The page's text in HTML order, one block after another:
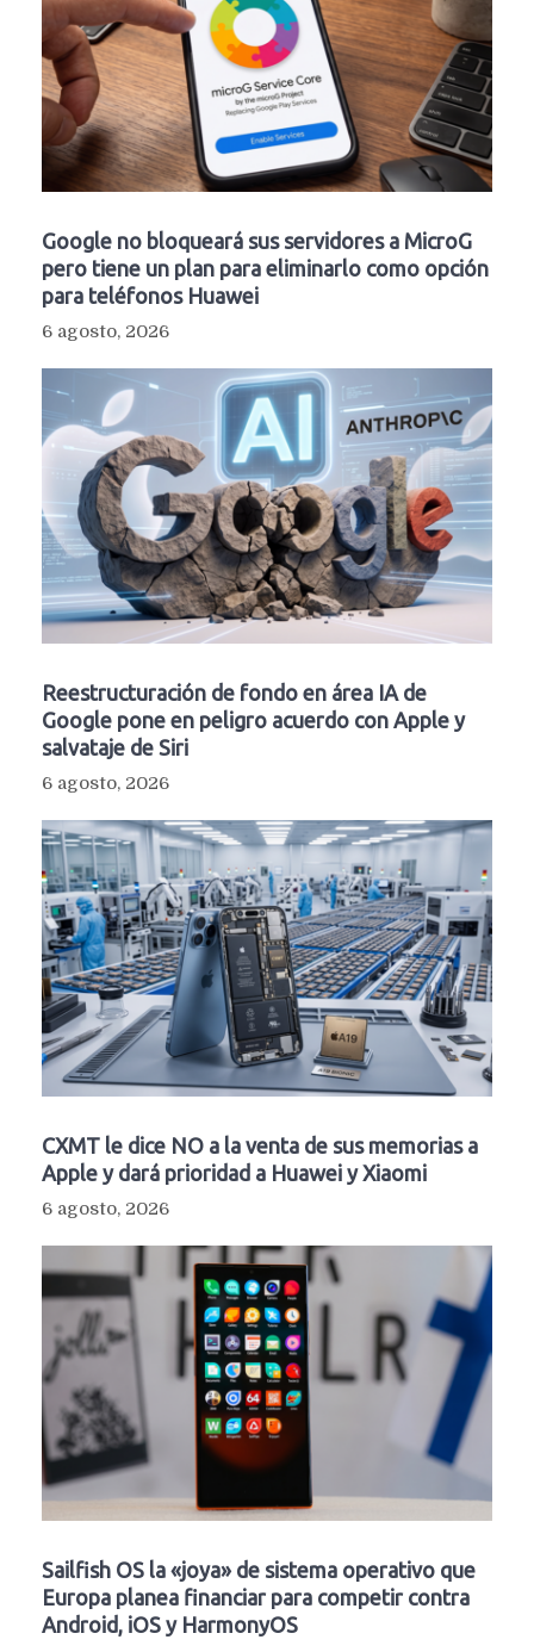
Google no bloqueará sus servidores a MicroG
pero tiene un plan para eliminarlo como opción
para teléfonos Huawei
6 agosto, 2026
Reestructuración de fondo en área IA de
Google pone en peligro acuerdo con Apple y
salvataje de Siri
6 agosto, 2026
CXMT le dice NO a la venta de sus memorias a
Apple y dará prioridad a Huawei y Xiaomi
6 agosto, 2026
Sailfish OS la «joya» de sistema operativo que
Europa planea financiar para competir contra
Android, iOS y HarmonyOS